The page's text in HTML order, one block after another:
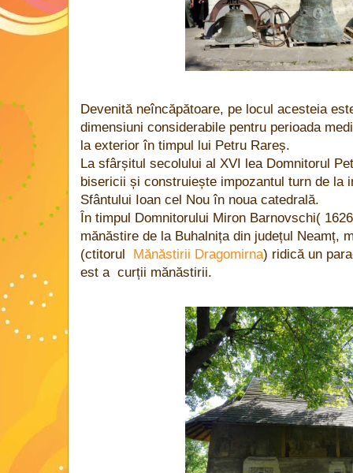
Devenită neîncăpătoare, pe locul acesteia
dimensiuni considerabile pentru perioada
la exterior în timpul lui Petru Rareș.
La sfârșitul secolului al XVI lea Domnitorul
bisericii și construiește impozantul turn de la
Sfântului Ioan cel Nou în noua catedrală.
În timpul Domnitorului Miron Barnovschi(
mănăstire de la Buhalnița din județul Neamț,
(ctitorul
Mănăstirii Dragomirna) ridică un
est a curții mănăstirii.